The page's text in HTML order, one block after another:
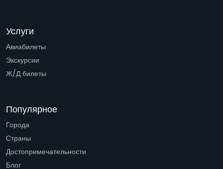
Услуги
Авиабилеты
Экскурсии
Ж/Д билеты
Популярное
Города
Страны
Достопримечательности
Блог